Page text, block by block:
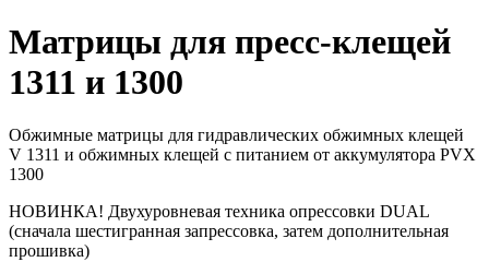
Матрицы для пресс-клещей
1311 и 1300
Обжимные матрицы для гидравлических обжимных клещей
V 1311 и обжимных клещей с питанием от аккумулятора PVX
1300
НОВИНКА! Двухуровневая техника опрессовки DUAL
(сначала шестигранная запрессовка, затем дополнительная
прошивка)